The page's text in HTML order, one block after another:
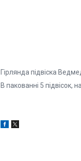
Гірлянда підвіска
В пакованні 5 підвісок,